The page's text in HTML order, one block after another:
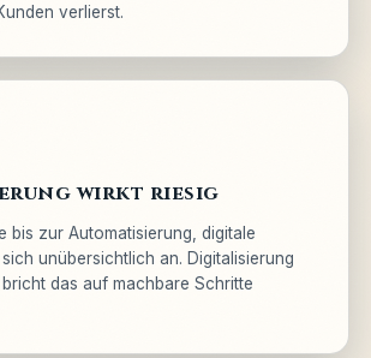
verlierst.
wirkt riesig
bis zur Automatisierung, digitale
unübersichtlich an. Digitalisierung
das auf machbare Schritte